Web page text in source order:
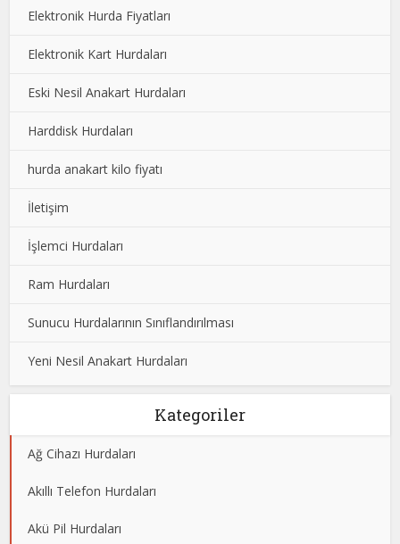
Elektronik Hurda Fiyatları
Elektronik Kart Hurdaları
Eski Nesil Anakart Hurdaları
Harddisk Hurdaları
hurda anakart kilo fiyatı
İletişim
İşlemci Hurdaları
Ram Hurdaları
Sunucu Hurdalarının Sınıflandırılması
Yeni Nesil Anakart Hurdaları
Kategoriler
Ağ Cihazı Hurdaları
Akıllı Telefon Hurdaları
Akü Pil Hurdaları